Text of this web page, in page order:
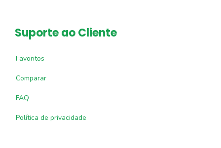
Suporte ao Cliente
Favoritos
Comparar
FAQ
Política de privacidade